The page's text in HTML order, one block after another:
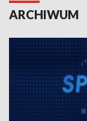
ARCHIWUM